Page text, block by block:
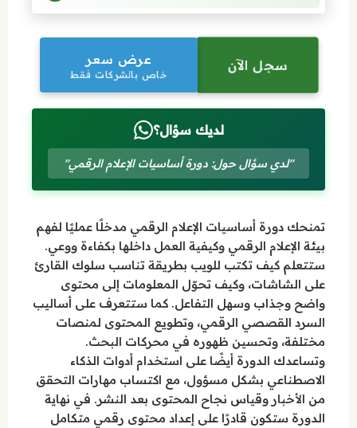
سجل الآن عرض سعر
خاص بالشركات فقط
لديك سؤال؟
"لدي سؤال حول: دورة أساسيات الإعلام الرقمي"
تمنحك دورة أساسيات الإعلام الرقمي مدخلًا عمليًا لفهم
بيئة الإعلام الرقمي وكيفية العمل داخلها بكفاءة ووعي.
ستتعلم كيف تكتب للويب بطريقة تناسب سلوك القارئ
على الشاشات، وكيف تحوّل المعلومات إلى محتوى
واضح وجذاب وسهل التفاعل. كما ستتعرف على أساليب
السرد القصصي الرقمي، وتطويع المحتوى لمنصات
مختلفة، وتحسين ظهوره في محركات البحث.
وتساعدك الدورة أيضًا على استخدام أدوات الذكاء
الاصطناعي بشكل مسؤول، مع اكتساب مهارات التحقق
من الأخبار وقياس نجاح المحتوى بعد النشر. في نهاية
الدورة ستكون قادرًا على إعداد محتوى رقمي متكامل